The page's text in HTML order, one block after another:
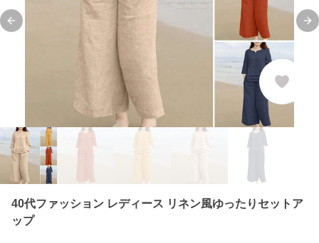
Previous slide
40代ファッション レディース リネン風ゆったりセットア
ップ